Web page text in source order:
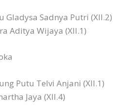
Gladysa Sadnya Putri (XII.2)
Aditya Wijaya (XII.1)
Putu Telvi Anjani (XII.1)
Jaya (XII.4)